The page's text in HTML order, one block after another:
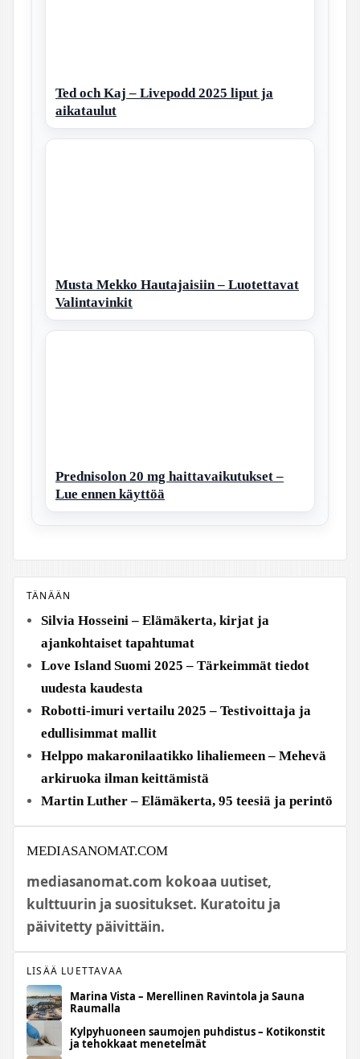
Ted och Kaj – Livepodd 2025 liput ja
aikataulut
Musta Mekko Hautajaisiin – Luotettavat
Valintavinkit
Prednisolon 20 mg haittavaikutukset –
Lue ennen käyttöä
TÄNÄÄN
Silvia Hosseini – Elämäkerta, kirjat ja
ajankohtaiset tapahtumat
Love Island Suomi 2025 – Tärkeimmät tiedot
uudesta kaudesta
Robotti-imuri vertailu 2025 – Testivoittaja ja
edullisimmat mallit
Helppo makaronilaatikko lihaliemeen – Mehevä
arkiruoka ilman keittämistä
Martin Luther – Elämäkerta, 95 teesiä ja perintö
MEDIASANOMAT.COM
mediasanomat.com kokoaa uutiset,
kulttuurin ja suositukset. Kuratoitu ja
päivitetty päivittäin.
LISÄÄ LUETTAVAA
Marina Vista – Merellinen Ravintola ja Sauna
Raumalla
Kylpyhuoneen saumojen puhdistus – Kotikonstit
ja tehokkaat menetelmät